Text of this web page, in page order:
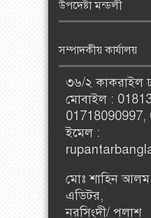
উপদেষ্টা মন্ডলী
সম্পাদকীয় কার্যালয়
৩৬/২ কাকরাইল
মোবাইল :
01718090997,
ইমেল :
মোঃ শাহিন
এডিটর,
নরসিংদী/ পলাশ